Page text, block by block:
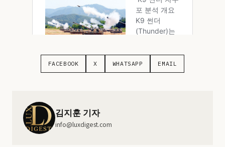
FACEBOOK X WHATSAPP EMAIL
김지훈 기자
info@luxdigest.com